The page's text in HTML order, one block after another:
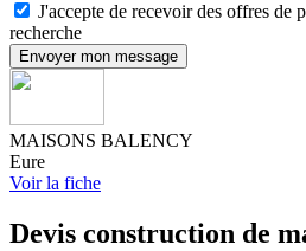
J'accepte de recevoir des offres de
recherche
Envoyer mon message
MAISONS BALENCY
Eure
Voir la fiche
Devis construction de